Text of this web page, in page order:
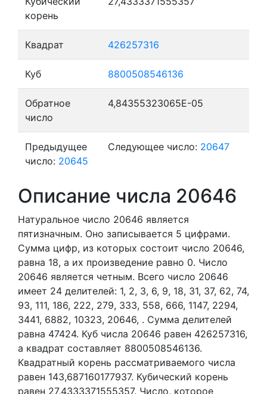
корень
Квадрат 426257316
Куб 8800508546136
Обратное
число
4,84355323065E-05
Предыдущее
число: 20645
Следующее число: 20647
Описание числа 20646
Натуральное число 20646 является
пятизначным. Оно записывается 5 цифрами.
Сумма цифр, из которых состоит число 20646,
равна 18, а их произведение равно 0. Число
20646 является четным. Всего число 20646
имеет 24 делителей: 1, 2, 3, 6, 9, 18, 31, 37, 62, 74,
93, 111, 186, 222, 279, 333, 558, 666, 1147, 2294,
3441, 6882, 10323, 20646, . Сумма делителей
равна 47424. Куб числа 20646 равен 426257316,
а квадрат составляет 8800508546136.
Квадратный корень рассматриваемого числа
равен 143,687160177937. Кубический корень
равен 27,4333371555357. Число, которое